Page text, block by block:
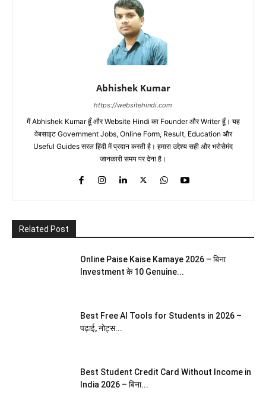
Abhishek Kumar
https://websitehindi.com
मैं Abhishek Kumar हूँ और Website Hindi का Founder और Writer हूँ। यह
वेबसाइट Government Jobs, Online Form, Result, Education और
Useful Guides सरल हिंदी में प्रदान करती है। हमारा उद्देश्य सही और भरोसेमंद
जानकारी समय पर देना है।
Related Post
Online Paise Kaise Kamaye 2026 – बिना
Investment के 10 Genuine...
Best Free AI Tools for Students in 2026 –
पढ़ाई, नोट्स...
Best Student Credit Card Without Income in
India 2026 – बिना...